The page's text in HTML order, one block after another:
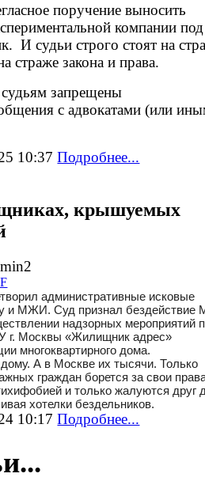
поручение выносить
компании под
И судьи строго стоят на
страже закона и права.
запрещены
с адвокатами (или
10:37Подробнее...
крышуемых
административные исковые
и МЖИ. Суд признал
надзорных мероприятий
г. Москвы «Жилищник адрес»
многоквартирного дома.
А в Москве их тысячи. Только
граждан борется за свои
и только жалуются друг
хотелки бездельников.
10:17Подробнее...